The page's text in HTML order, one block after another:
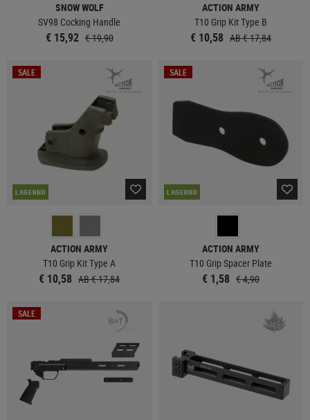
SNOW WOLF
SV98 Cocking Handle
€ 15,92 € 19,90
ACTION ARMY
T10 Grip Kit Type B
€ 10,58 AB € 17,84
SALE
LAGERND
ACTION ARMY
T10 Grip Kit Type A
€ 10,58 AB € 17,84
SALE
LAGERND
ACTION ARMY
T10 Grip Spacer Plate
€ 1,58 € 4,90
SALE